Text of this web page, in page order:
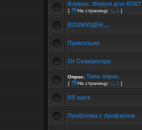
Вопрос. Форум для КПК?
[ На страницу: 1 2 ]
ВОЗМУЩЁН....
Прикольно
От Северогора
Опрос: Типа опрос.
[ На страницу: 1 2 ]
B5 wars
Проблема с профилем